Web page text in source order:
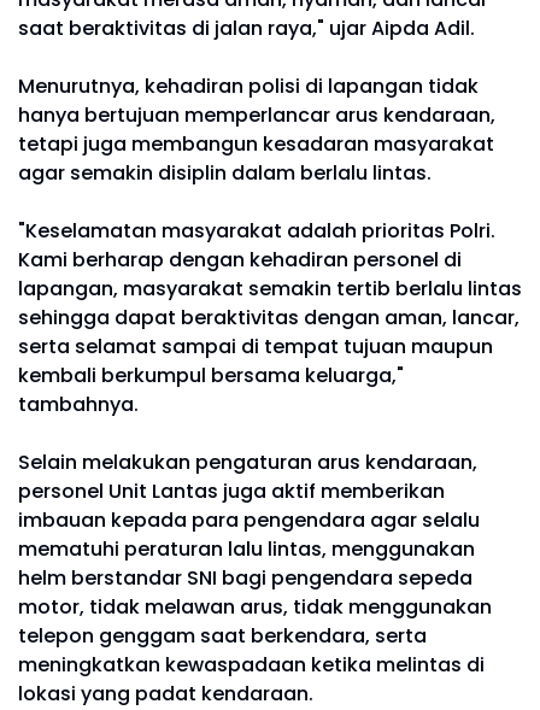
saat beraktivitas di jalan raya," ujar Aipda Adil.
Menurutnya, kehadiran polisi di lapangan tidak
hanya bertujuan memperlancar arus kendaraan,
tetapi juga membangun kesadaran masyarakat
agar semakin disiplin dalam berlalu lintas.
"Keselamatan masyarakat adalah prioritas Polri.
Kami berharap dengan kehadiran personel di
lapangan, masyarakat semakin tertib berlalu lintas
sehingga dapat beraktivitas dengan aman, lancar,
serta selamat sampai di tempat tujuan maupun
kembali berkumpul bersama keluarga,"
tambahnya.
Selain melakukan pengaturan arus kendaraan,
personel Unit Lantas juga aktif memberikan
imbauan kepada para pengendara agar selalu
mematuhi peraturan lalu lintas, menggunakan
helm berstandar SNI bagi pengendara sepeda
motor, tidak melawan arus, tidak menggunakan
telepon genggam saat berkendara, serta
meningkatkan kewaspadaan ketika melintas di
lokasi yang padat kendaraan.